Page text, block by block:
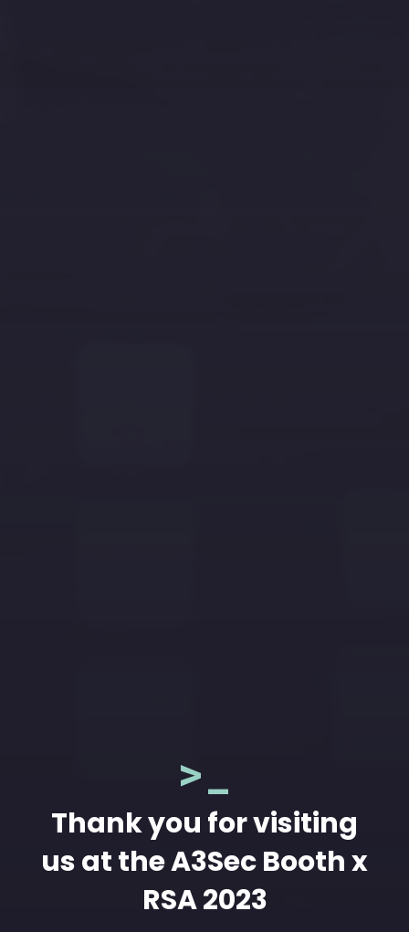
>_
Thank you for visiting
us at the A3Sec Booth x
RSA 2023